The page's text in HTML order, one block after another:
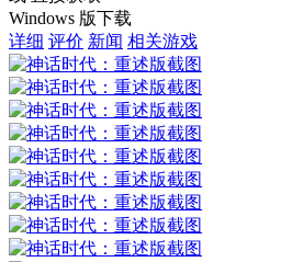
Windows 版下载
详细 评价 新闻 相关游戏